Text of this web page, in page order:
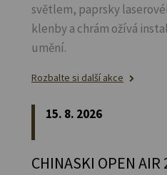
světlem, paprsky
klenby a chrám ožívá
umění.
Rozbalte si další akce
15. 8. 2026
CHINASKI OPEN AIR